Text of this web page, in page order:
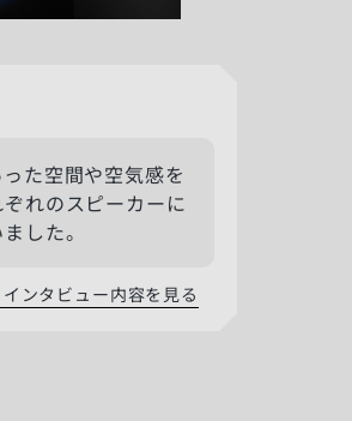
た空間や空気感を
れのスピーカーに
した。
インタビュー内容を見る